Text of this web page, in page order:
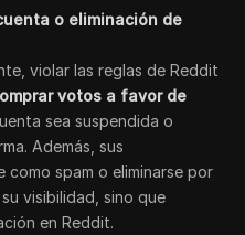
o eliminación de
violar las reglas de Reddit
votos a favor de
sea suspendida o
Además, sus
como spam o eliminarse por
visibilidad, sino que
en Reddit.